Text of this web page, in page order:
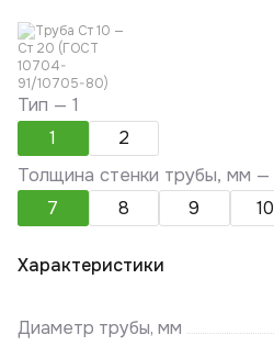
Тип —1
1
2
Толщина стенки трубы, мм —
7
8 9 10
Характеристики
Диаметр трубы, мм